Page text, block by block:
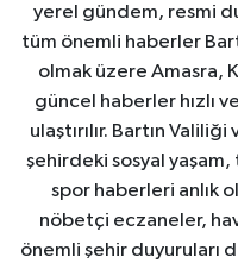
yerel gündem, resmi
tüm önemli haberler
olmak üzere Amasra,
güncel haberler hızlı
ulaştırılır. Bartın
şehirdeki sosyal
spor haberleri anlık
nöbetçi eczaneler,
önemli şehir duyuruları